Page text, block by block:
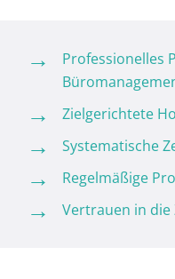
Professionelles
Zielgerichtete
Systematische
Regelmäßige
Vertrauen in die